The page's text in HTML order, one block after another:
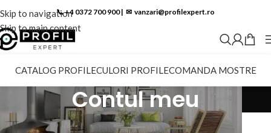
Skip to navigation
Skip to main content
📞 +4 0372 700 900| ✉︎ vanzari@profilexpert.ro
CATALOG PROFILECULORI PROFILECOMANDA MOSTRE
Contul meu